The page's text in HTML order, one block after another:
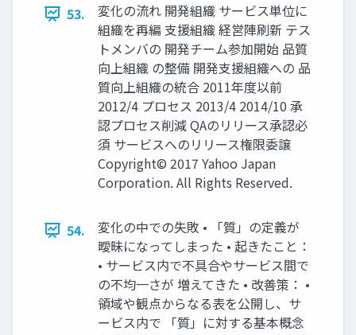
53.
変化の流れ 開発組織 サービス単位に
組織を再編 支援組織 経営陣刷新 テス
トメンバの 開発チーム参加開始 品質
向上組織 の整備 開発支援組織への 品
質向上組織の統合 2011年度以前
2012/4 プロセス 2013/4 2014/10 承
認プロセス削減 QAのリリース承認必
須 サービスへのリリース権限委譲
Copyright© 2017 Yahoo Japan
Corporation. All Rights Reserved.
54.
変化の中での失敗 • 「質」の定義が
曖昧になってしまった • 起きたこと：
• サービス内で不具合やサービス間で
の不均一さが 増えてきた • 改善策： •
領域や観点からなる表を公開し、サ
ービス内で 「質」に対する基本概念